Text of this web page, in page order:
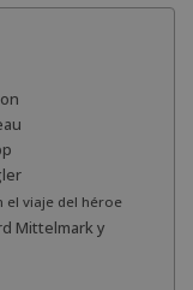
el viaje del héroe
Mittelmark y